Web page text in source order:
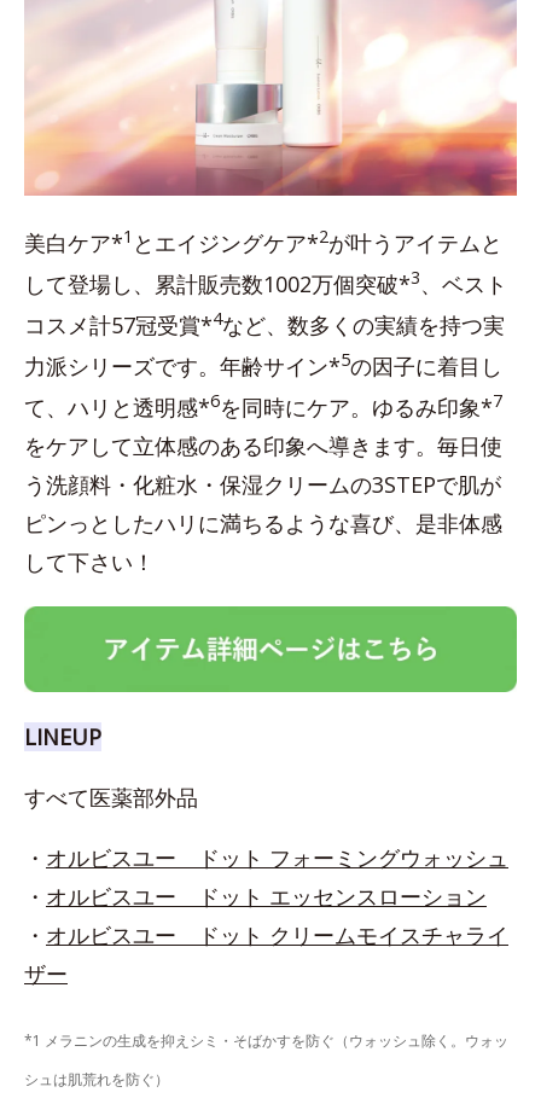
美白ケア*1 とエイジングケア*2が叶うアイテムと
して登場し、累計販売数1002万個突破*3、ベスト
コスメ計57冠受賞*4など、数多くの実績を持つ実
力派シリーズです。年齢サイン*5の因子に着目し
て、ハリと透明感*6を同時にケア。ゆるみ印象*7
をケアして立体感のある印象へ導きます。毎日使
う洗顔料・化粧水・保湿クリームの3STEPで肌が
ピンっとしたハリに満ちるような喜び、是非体感
して下さい！
LINEUP
すべて医薬部外品
・ オルビスユー ドット フォーミングウォッシュ
・ オルビスユー ドット エッセンスローション
・ オルビスユー ドット クリームモイスチャライ
ザー
*1 メラニンの生成を抑えシミ・そばかすを防ぐ（ウォッシュ除く。ウォッ
シュは肌荒れを防ぐ）